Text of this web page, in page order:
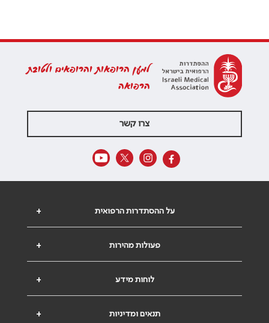
למען הרופאות והרופאים ולטובת
הרפואה
צרו קשר
+ על ההסתדרות הרפואית
+ פעולות מהירות
+ לוחות מידע
+ תנאים ומדיניות